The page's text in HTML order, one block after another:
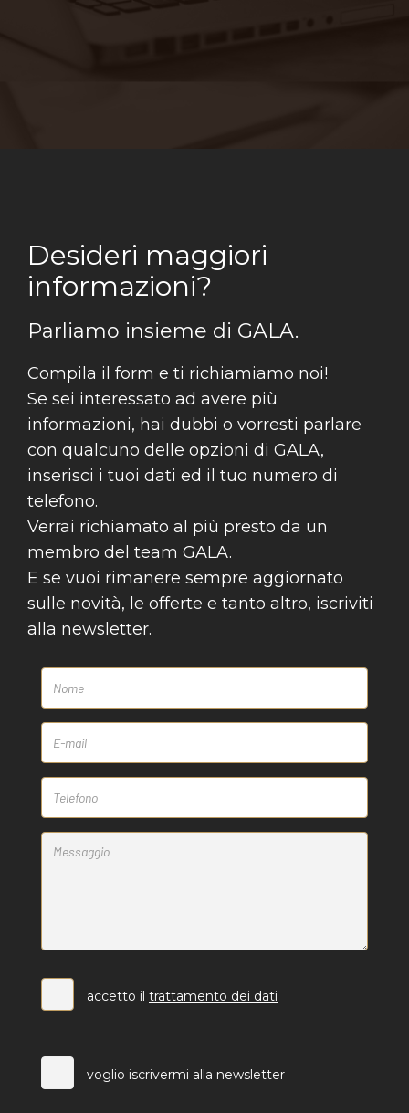
Desideri maggiori
informazioni?
Parliamo insieme di GALA.
Compila il form e ti richiamiamo noi!
Se sei interessato ad avere più
informazioni, hai dubbi o vorresti parlare
con qualcuno delle opzioni di GALA,
inserisci i tuoi dati ed il tuo numero di
telefono.
Verrai richiamato al più presto da un
membro del team GALA.
E se vuoi rimanere sempre aggiornato
sulle novità, le offerte e tanto altro, iscriviti
alla newsletter.
accetto il trattamento dei dati
voglio iscrivermi alla newsletter